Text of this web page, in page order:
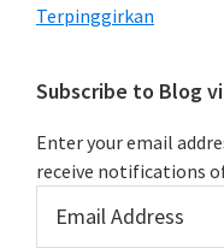
Terpinggirkan
Subscribe to Blog
Enter your email
receive notifications
Address